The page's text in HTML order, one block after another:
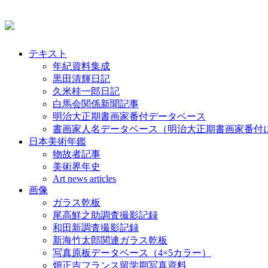
テキスト
年紀資料集成
黒田清輝日記
久米桂一郎日記
白馬会関係新聞記事
明治大正期書画家番付データベース
書画家人名データベース（明治大正期書画家番付
日本美術年鑑
物故者記事
美術界年史
Art news articles
画像
ガラス乾板
尾高鮮之助調査撮影記録
和田新調査撮影記録
新海竹太郎関連ガラス乾板
写真原板データベース（4×5カラー）
畑正吉フランス留学期写真資料